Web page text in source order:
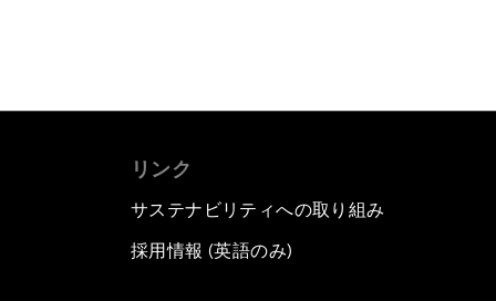
リンク
サステナビリティへの取り組み
採用情報 (英語のみ)